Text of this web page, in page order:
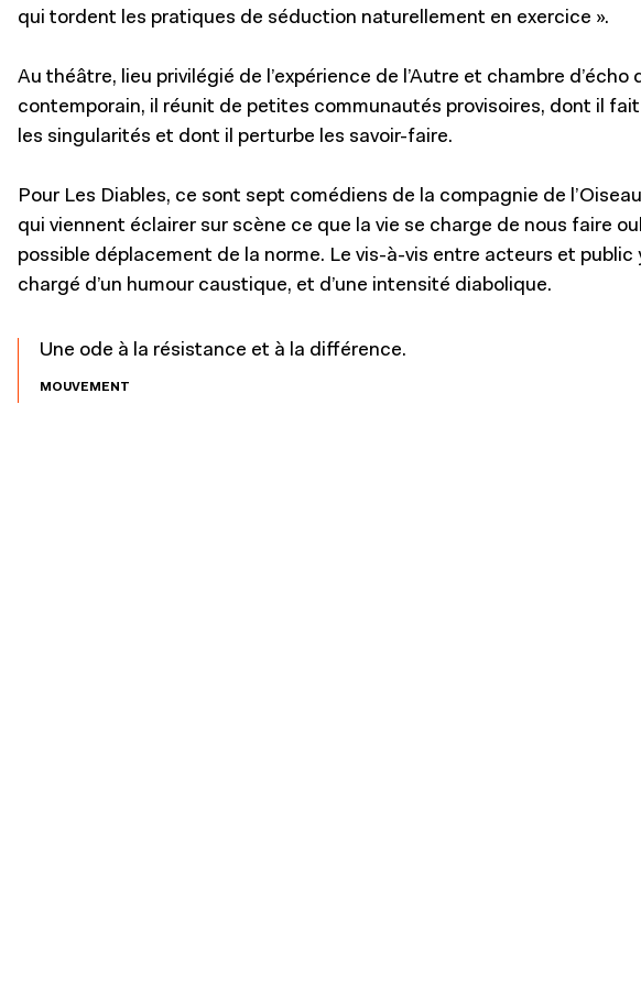
qui tordent les pratiques de séduction naturellement en exercice ».
Au théâtre, lieu privilégié de l’expérience de l’Autre et chambre d’écho
contemporain, il réunit de petites communautés provisoires, dont il
les singularités et dont il perturbe les savoir-faire.
Pour Les Diables, ce sont sept comédiens de la compagnie de
qui viennent éclairer sur scène ce que la vie se charge de nous faire
possible déplacement de la norme. Le vis-à-vis entre acteurs et public
chargé d’un humour caustique, et d’une intensité diabolique.
Une ode à la résistance et à la différence.
MOUVEMENT